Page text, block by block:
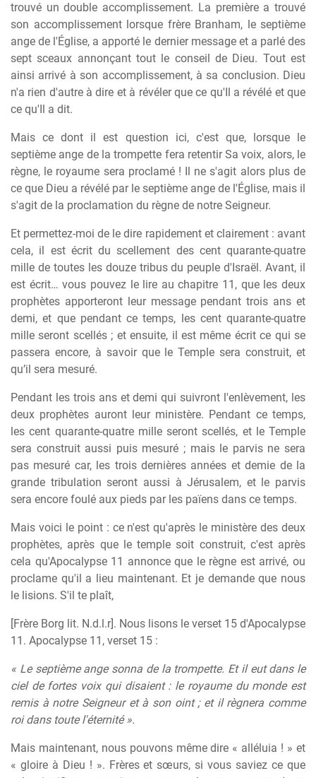
trouvé un double accomplissement. La première a trouvé
son accomplissement lorsque frère Branham, le septième
ange de l'Église, a apporté le dernier message et a parlé des
sept sceaux annonçant tout le conseil de Dieu. Tout est
ainsi arrivé à son accomplissement, à sa conclusion. Dieu
n'a rien d'autre à dire et à révéler que ce qu'Il a révélé et que
ce qu'Il a dit.
Mais ce dont il est question ici, c'est que, lorsque le
septième ange de la trompette fera retentir Sa voix, alors, le
règne, le royaume sera proclamé ! Il ne s'agit alors plus de
ce que Dieu a révélé par le septième ange de l'Église, mais il
s'agit de la proclamation du règne de notre Seigneur.
Et permettez-moi de le dire rapidement et clairement : avant
cela, il est écrit du scellement des cent quarante-quatre
mille de toutes les douze tribus du peuple d'Israël. Avant, il
est écrit… vous pouvez le lire au chapitre 11, que les deux
prophètes apporteront leur message pendant trois ans et
demi, et que pendant ce temps, les cent quarante-quatre
mille seront scellés ; et ensuite, il est même écrit ce qui se
passera encore, à savoir que le Temple sera construit, et
qu’il sera mesuré.
Pendant les trois ans et demi qui suivront l'enlèvement, les
deux prophètes auront leur ministère. Pendant ce temps,
les cent quarante-quatre mille seront scellés, et le Temple
sera construit aussi puis mesuré ; mais le parvis ne sera
pas mesuré car, les trois dernières années et demie de la
grande tribulation seront aussi à Jérusalem, et le parvis
sera encore foulé aux pieds par les païens dans ce temps.
Mais voici le point : ce n'est qu'après le ministère des deux
prophètes, après que le temple soit construit, c'est après
cela qu'Apocalypse 11 annonce que le règne est arrivé, ou
proclame qu'il a lieu maintenant. Et je demande que nous
le lisions. S'il te plaît,
[Frère Borg lit. N.d.l.r]. Nous lisons le verset 15 d'Apocalypse
11. Apocalypse 11, verset 15 :
« Le septième ange sonna de la trompette. Et il eut dans le
ciel de fortes voix qui disaient : le royaume du monde est
remis à notre Seigneur et à son oint ; et il règnera comme
roi dans toute l'éternité ».
Mais maintenant, nous pouvons même dire « alléluia ! » et
« gloire à Dieu ! ». Frères et sœurs, si vous saviez ce que